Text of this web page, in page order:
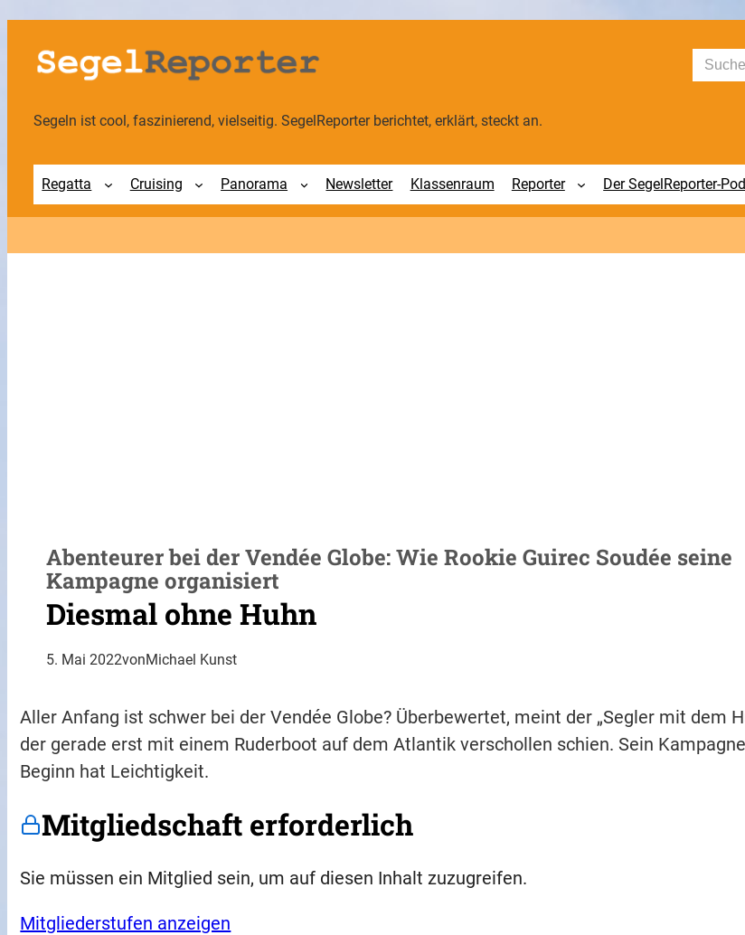
Zum
Inhalt
springen
Suchen
Segeln ist cool, faszinierend, vielseitig. SegelReporter berichtet, erklärt, steckt an.
Regatta Cruising Panorama Newsletter Klassenraum Reporter Der SegelReporter-
Abenteurer bei der Vendée Globe: Wie Rookie Guirec Soudée seine
Kampagne organisiert
Diesmal ohne Huhn
5. Mai 2022vonMichael Kunst
Aller Anfang ist schwer bei der Vendée Globe? Überbewertet, meint der „Segler mit dem
der gerade erst mit einem Ruderboot auf dem Atlantik verschollen schien. Sein
Beginn hat Leichtigkeit.
Mitgliedschaft erforderlich
Sie müssen ein Mitglied sein, um auf diesen Inhalt zuzugreifen.
Mitgliederstufen anzeigen